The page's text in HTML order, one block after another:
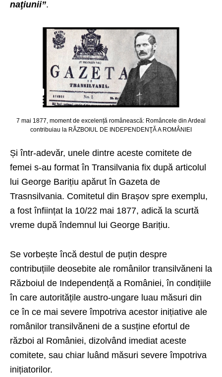
naţiunii”.
7 mai 1877, moment de excelență românească: Româncele din Ardeal
contribuiau la RĂZBOIUL DE INDEPENDENŢĂ A ROMÂNIEI
Și într-adevăr, unele dintre aceste comitete de
femei s-au format în Transilvania fix după articolul
lui George Barițiu apărut în Gazeta de
Trasnsilvania. Comitetul din Brașov spre exemplu,
a fost înființat la 10/22 mai 1877, adică la scurtă
vreme după îndemnul lui George Barițiu.
Se vorbește încă destul de puțin despre
contribuțiile deosebite ale românilor transilvăneni la
Războiul de Independență a României, în condițiile
în care autoritățile austro-ungare luau măsuri din
ce în ce mai severe împotriva acestor inițiative ale
românilor transilvăneni de a susține efortul de
război al României, dizolvând imediat aceste
comitete, sau chiar luând măsuri severe împotriva
inițiatorilor.